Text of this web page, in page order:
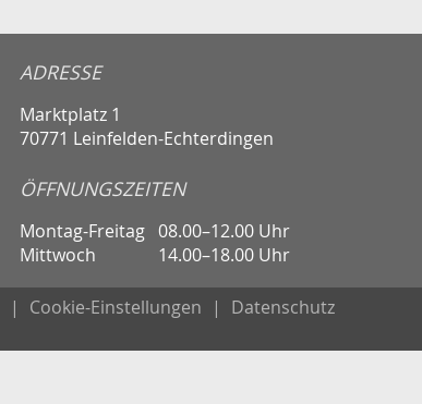
ADRESSE
Marktplatz 1
70771 Leinfelden-Echterdingen
ÖFFNUNGSZEITEN
Montag-Freitag 08.00–12.00 Uhr
Mittwoch
14.00–18.00 Uhr
| Cookie-Einstellungen |
Datenschutz